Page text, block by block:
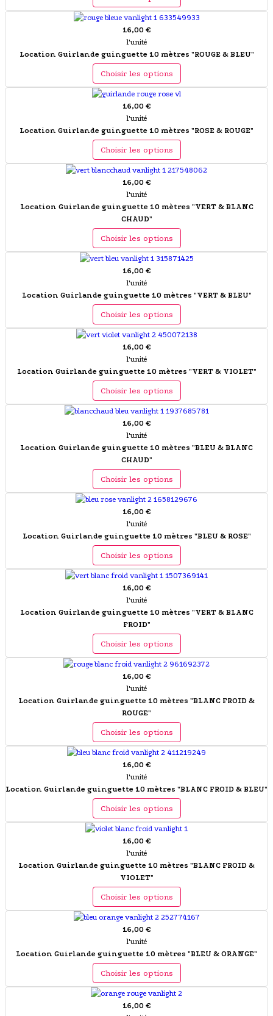
16,00 €
l'unité
Location Guirlande guinguette 10 mètres "ROUGE & BLEU"
Choisir les options
16,00 €
l'unité
Location Guirlande guinguette 10 mètres "ROSE & ROUGE"
Choisir les options
16,00 €
l'unité
Location Guirlande guinguette 10 mètres "VERT & BLANC
CHAUD"
Choisir les options
16,00 €
l'unité
Location Guirlande guinguette 10 mètres "VERT & BLEU"
Choisir les options
16,00 €
l'unité
Location Guirlande guinguette 10 mètres "VERT & VIOLET"
Choisir les options
16,00 €
l'unité
Location Guirlande guinguette 10 mètres "BLEU & BLANC
CHAUD"
Choisir les options
16,00 €
l'unité
Location Guirlande guinguette 10 mètres "BLEU & ROSE"
Choisir les options
16,00 €
l'unité
Location Guirlande guinguette 10 mètres "VERT & BLANC
FROID"
Choisir les options
16,00 €
l'unité
Location Guirlande guinguette 10 mètres "BLANC FROID &
ROUGE"
Choisir les options
16,00 €
l'unité
Location Guirlande guinguette 10 mètres "BLANC FROID & BLEU"
Choisir les options
16,00 €
l'unité
Location Guirlande guinguette 10 mètres "BLANC FROID &
VIOLET"
Choisir les options
16,00 €
l'unité
Location Guirlande guinguette 10 mètres "BLEU & ORANGE"
Choisir les options
16,00 €